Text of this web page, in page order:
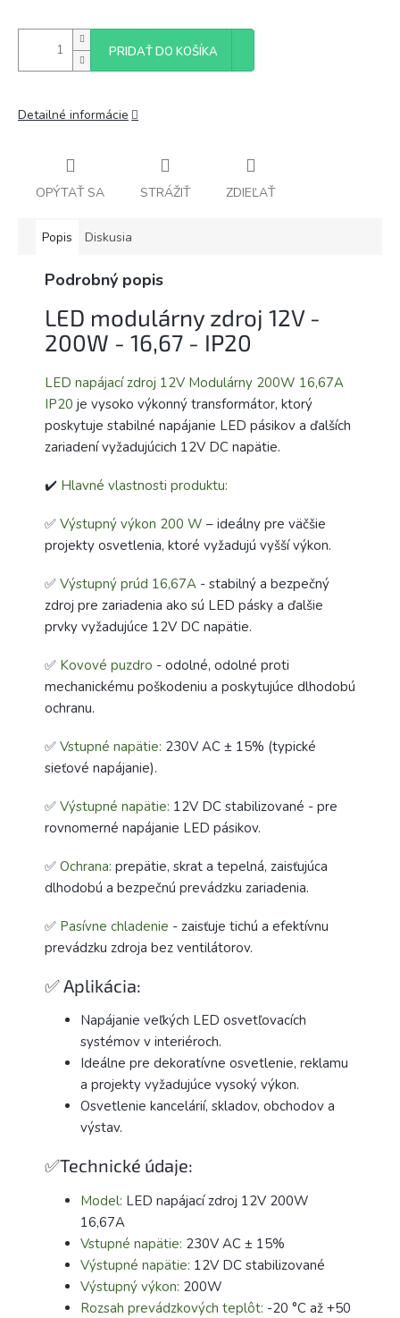
PRIDAŤ DO KOŠÍKA
Detailné informácie
OPÝTAŤ SA STRÁŽIŤ ZDIEĽAŤ
Popis Diskusia
Podrobný popis
LED modulárny zdroj 12V -
200W - 16,67 - IP20
LED napájací zdroj 12V Modulárny 200W 16,67A
IP20 je vysoko výkonný transformátor, ktorý
poskytuje stabilné napájanie LED pásikov a ďalších
zariadení vyžadujúcich 12V DC napätie.
✔️ Hlavné vlastnosti produktu:
✅ Výstupný výkon 200 W – ideálny pre väčšie
projekty osvetlenia, ktoré vyžadujú vyšší výkon.
✅ Výstupný prúd 16,67A - stabilný a bezpečný
zdroj pre zariadenia ako sú LED pásky a ďalšie
prvky vyžadujúce 12V DC napätie.
✅ Kovové puzdro - odolné, odolné proti
mechanickému poškodeniu a poskytujúce dlhodobú
ochranu.
✅ Vstupné napätie: 230V AC ± 15% (typické
sieťové napájanie).
✅ Výstupné napätie: 12V DC stabilizované - pre
rovnomerné napájanie LED pásikov.
✅ Ochrana: prepätie, skrat a tepelná, zaisťujúca
dlhodobú a bezpečnú prevádzku zariadenia.
✅ Pasívne chladenie - zaisťuje tichú a efektívnu
prevádzku zdroja bez ventilátorov.
✅ Aplikácia:
Napájanie veľkých LED osvetľovacích
systémov v interiéroch.
Ideálne pre dekoratívne osvetlenie, reklamu
a projekty vyžadujúce vysoký výkon.
Osvetlenie kancelárií, skladov, obchodov a
výstav.
✅Technické údaje:
Model: LED napájací zdroj 12V 200W
16,67A
Vstupné napätie: 230V AC ± 15%
Výstupné napätie: 12V DC stabilizované
Výstupný výkon: 200W
Rozsah prevádzkových teplôt: -20 °C až +50